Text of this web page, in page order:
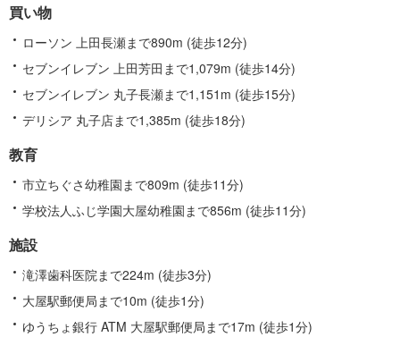
報
買い物
ローソン 上田長瀬まで890m (徒歩12分)
セブンイレブン 上田芳田まで1,079m (徒歩14分)
セブンイレブン 丸子長瀬まで1,151m (徒歩15分)
デリシア 丸子店まで1,385m (徒歩18分)
教育
市立ちぐさ幼稚園まで809m (徒歩11分)
学校法人ふじ学園大屋幼稚園まで856m (徒歩11分)
施設
滝澤歯科医院まで224m (徒歩3分)
大屋駅郵便局まで10m (徒歩1分)
ゆうちょ銀行 ATM 大屋駅郵便局まで17m (徒歩1分)